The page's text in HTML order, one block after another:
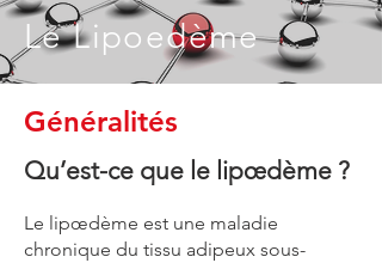
Le Lipoedème
Généralités
Qu’est-ce que le lipœdème ?
Le lipœdème est une maladie
chronique du tissu adipeux sous-